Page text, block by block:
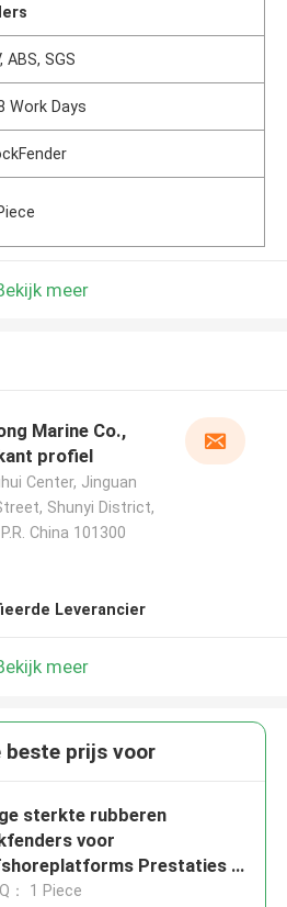
ABS, SGS
Work Days
meer
Marine Co.,
profiel
Center, Jinguan
Shunyi District,
China 101300
Leverancier
meer
beste prijs voor
sterkte rubberen
voor
Prestaties en
： 1 Piece